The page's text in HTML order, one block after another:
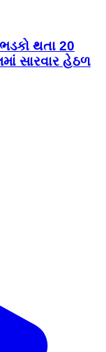
થતા 20
સારવાર હેઠળ